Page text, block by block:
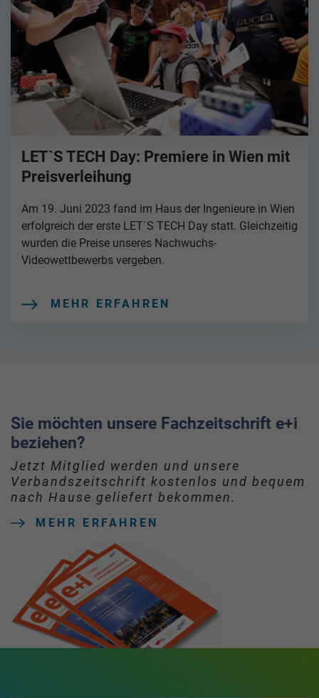
LET`S TECH Day: Premiere in Wien mit
Preisverleihung
Am 19. Juni 2023 fand im Haus der Ingenieure in Wien
erfolgreich der erste LET`S TECH Day statt. Gleichzeitig
wurden die Preise unseres Nachwuchs-
Videowettbewerbs vergeben.
MEHR ERFAHREN
Sie möchten unsere Fachzeitschrift e+i
beziehen?
Jetzt Mitglied werden und unsere
Verbandszeitschrift kostenlos und bequem
nach Hause geliefert bekommen.
MEHR ERFAHREN